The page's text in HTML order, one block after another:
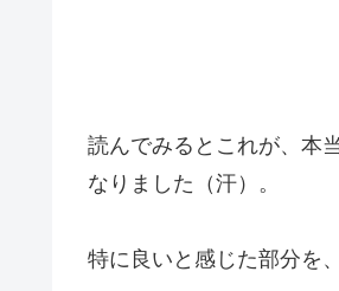
読んでみるとこれが、本
なりました（汗）。
特に良いと感じた部分を